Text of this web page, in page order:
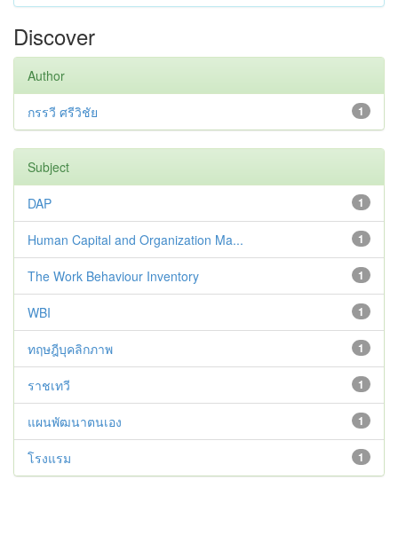
Discover
Author
1
กรรวี ศรีวิชัย
Subject
1
DAP
1
Human Capital and Organization Ma...
1
The Work Behaviour Inventory
1
WBI
1
ทฤษฎีบุคลิกภาพ
1
ราชเทวี
1
แผนพัฒนาตนเอง
1
โรงแรม